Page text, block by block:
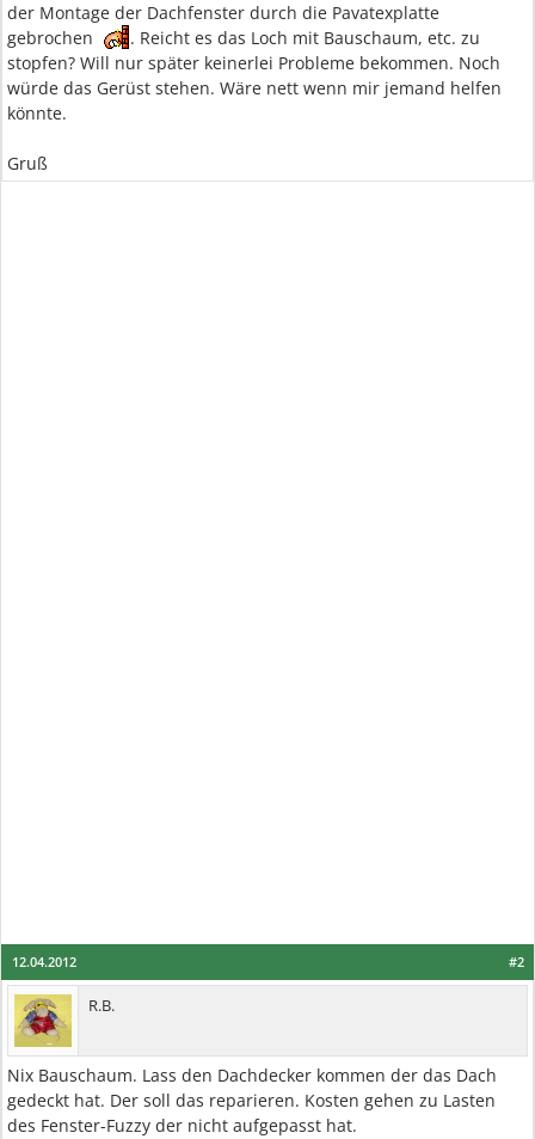
der Montage der Dachfenster durch die Pavatexplatte
gebrochen
. Reicht es das Loch mit Bauschaum, etc. zu
stopfen? Will nur später keinerlei Probleme bekommen. Noch
würde das Gerüst stehen. Wäre nett wenn mir jemand helfen
könnte.
Gruß
#2
12.04.2012
R.B.
Nix Bauschaum. Lass den Dachdecker kommen der das Dach
gedeckt hat. Der soll das reparieren. Kosten gehen zu Lasten
des Fenster-Fuzzy der nicht aufgepasst hat.